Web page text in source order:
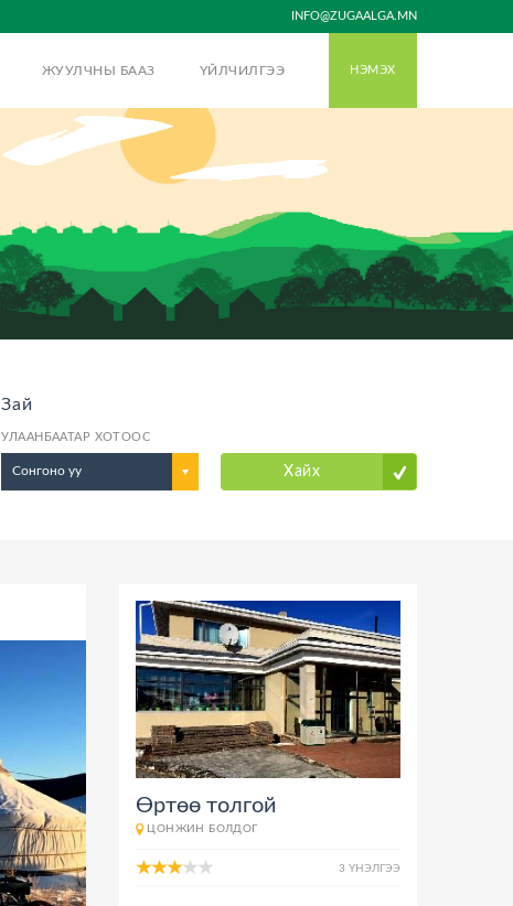
INFO@ZUGAALGA.MN
ЖУУЛЧНЫ БААЗ ҮЙЛЧИЛГЭЭ НЭМЭХ
Зай
УЛААНБААТАР ХОТООС
Сонгоно уу Хайх
Өртөө толгой
ЦОНЖИН БОЛДОГ
3 ҮНЭЛГЭЭ